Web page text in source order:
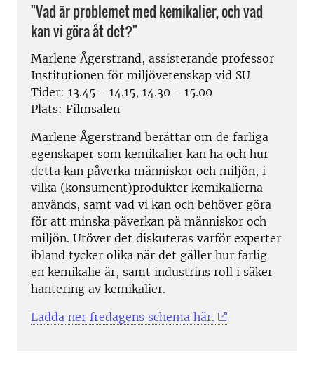
"Vad är problemet med kemikalier, och vad
kan vi göra åt det?"
Marlene Ågerstrand, assisterande professor
Institutionen för miljövetenskap vid SU
Tider: 13.45 - 14.15, 14.30 - 15.00
Plats: Filmsalen
Marlene Ågerstrand berättar om de farliga
egenskaper som kemikalier kan ha och hur
detta kan påverka människor och miljön, i
vilka (konsument)produkter kemikalierna
används, samt vad vi kan och behöver göra
för att minska påverkan på människor och
miljön. Utöver det diskuteras varför experter
ibland tycker olika när det gäller hur farlig
en kemikalie är, samt industrins roll i säker
hantering av kemikalier.
Ladda ner fredagens schema här.